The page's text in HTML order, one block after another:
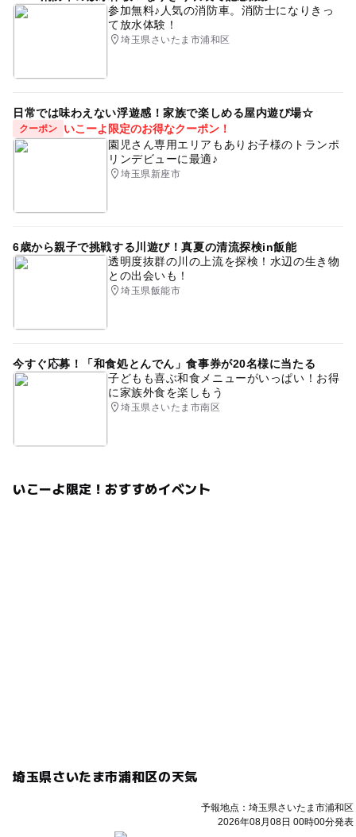
最終応募締切 2026-3-14(土)
ん。
※日本語での相談会参加が可能な方に限らせて頂きます。
※撮影スペース内は貸し切りですが、共用スペースは他ス
タッフ等が出入りすることがあります。
※完全入れ替え制のため、ご予約時間の10 分以上前にご
※撮影したお写真は、約2 週間以内にお申し込み時にご登
録いただきましたメールアドレスにダウンロードサイトの
アドレスをお送いたします。サイトにアクセスしダウンロ
ございますことをご了承ください。
※当日は販売・無理な勧誘などは一切行いません。
#無料撮影会 #撮影会 家族で思い出
埼玉県さいたま市
参加無料♪人気の消防車。消防士になりきっ
て放水体験！
埼玉県さいたま市浦和区
日常では味わえない浮遊感！家族で楽しめる屋内遊び場☆
クーポン
いこーよ限定のお得なクーポン！
園児さん専用エリアもありお子様のトランポ
リンデビューに最適♪
埼玉県新座市
6歳から親子で挑戦する川遊び！真夏の清流探検in飯能
透明度抜群の川の上流を探検！水辺の生き物
との出会いも！
埼玉県飯能市
今すぐ応募！「和食処とんでん」食事券が20名様に当たる
子どもも喜ぶ和食メニューがいっぱい！お得
に家族外食を楽しもう
埼玉県さいたま市南区
いこーよ限定！おすすめイベント
埼玉県さいたま市浦和区の天気
予報地点：埼玉県さいたま市浦和区
2026年08月08日 00時00分発表